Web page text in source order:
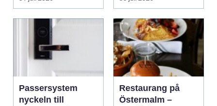
Passersystem
nyckeln till
Restaurang på
Östermalm –